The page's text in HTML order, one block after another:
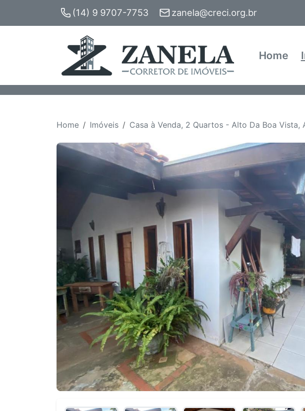
(14) 9 9707-7753 zanela@creci.org.br
Home
Home Imóveis Casa à Venda, 2 Quartos - Alto Da Boa Vista,